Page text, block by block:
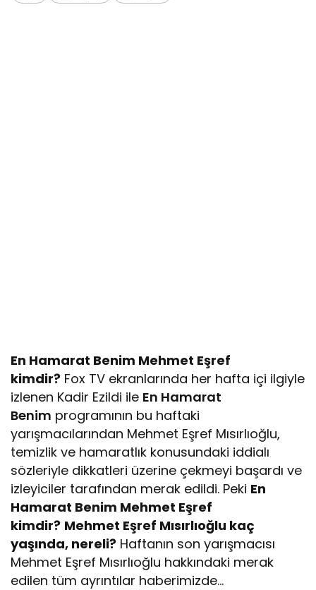
En Hamarat Benim Mehmet Eşref
kimdir? Fox TV ekranlarında her hafta içi ilgiyle
izlenen Kadir Ezildi ile En Hamarat
Benim programının bu haftaki
yarışmacılarından Mehmet Eşref Mısırlıoğlu,
temizlik ve hamaratlık konusundaki iddialı
sözleriyle dikkatleri üzerine çekmeyi başardı ve
izleyiciler tarafından merak edildi. Peki En
Hamarat Benim Mehmet Eşref
kimdir? Mehmet Eşref Mısırlıoğlu kaç
yaşında, nereli? Haftanın son yarışmacısı
Mehmet Eşref Mısırlıoğlu hakkındaki merak
edilen tüm ayrıntılar haberimizde…